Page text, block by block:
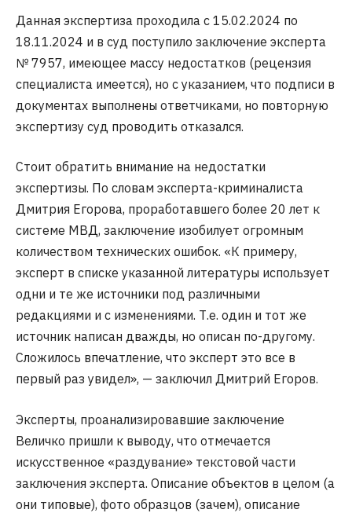
Данная экспертиза проходила с 15.02.2024 по
18.11.2024 и в суд поступило заключение эксперта
№ 7957, имеющее массу недостатков (рецензия
специалиста имеется), но с указанием, что подписи в
документах выполнены ответчиками, но повторную
экспертизу суд проводить отказался.
Стоит обратить внимание на недостатки
экспертизы. По словам эксперта-криминалиста
Дмитрия Егорова, проработавшего более 20 лет к
системе МВД, заключение изобилует огромным
количеством технических ошибок. «К примеру,
эксперт в списке указанной литературы использует
одни и те же источники под различными
редакциями и с изменениями. Т.е. один и тот же
источник написан дважды, но описан по-другому.
Сложилось впечатление, что эксперт это все в
первый раз увидел», — заключил Дмитрий Егоров.
Эксперты, проанализировавшие заключение
Величко пришли к выводу, что отмечается
искусственное «раздувание» текстовой части
заключения эксперта. Описание объектов в целом (а
они типовые), фото образцов (зачем), описание